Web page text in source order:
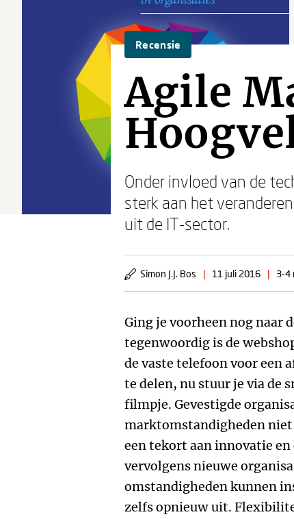
Recensie
Agile
Onder invloed van de
sterk aan het
uit de IT-sector.
Simon J.J. Bos | 11 juli 2016 | 3-4
Ging je voorheen nog naar
tegenwoordig is de
de vaste telefoon voor een
te delen, nu stuur je via de
filmpje. Gevestigde
marktomstandigheden
een tekort aan innovatie
vervolgens nieuwe
omstandigheden kunnen
zelfs opnieuw uit.